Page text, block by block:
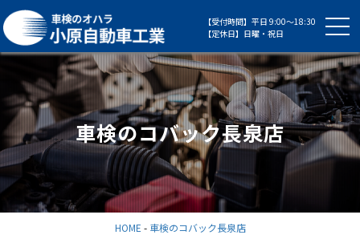
【受付時間】平日 9:00～18:30
【定休日】日曜・祝日
車検のコバック長泉店
HOME - 車検のコバック長泉店